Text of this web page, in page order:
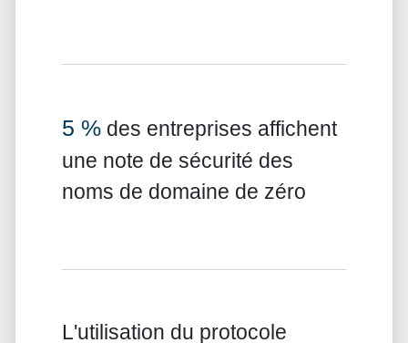
5 % des entreprises affichent
une note de sécurité des
noms de domaine de zéro
L'utilisation du protocole